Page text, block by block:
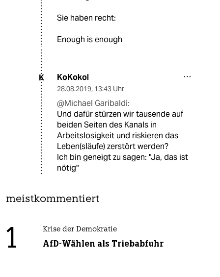
Sie haben recht:
Enough is enough
K KoKokol
28.08.2019, 13:43 Uhr
@Michael Garibaldi:
Und dafür stürzen wir tausende auf
beiden Seiten des Kanals in
Arbeitslosigkeit und riskieren das
Leben(släufe) zerstört werden?
Ich bin geneigt zu sagen: "Ja, das ist
nötig"
meistkommentiert
1 Krise der Demokratie
AfD-Wählen als Triebabfuhr